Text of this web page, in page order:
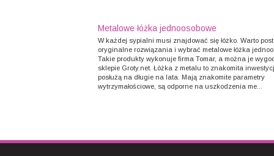
Metalowe łóżka jednoosobowe
W każdej sypialni musi znajdować się łóżko. Warto
oryginalne rozwiązania i wybrać metalowe łóżka
Takie produkty wykonuje firma Tomar, a można je
sklepie Groty.net. Łóżka z metalu to znakomita
posłużą na długie na lata. Mają znakomite parametry
wytrzymałościowe, są odporne na uszkodzenia me...